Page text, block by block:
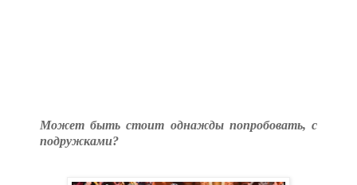
Может быть стоит однажды попробовать, с
подружками?